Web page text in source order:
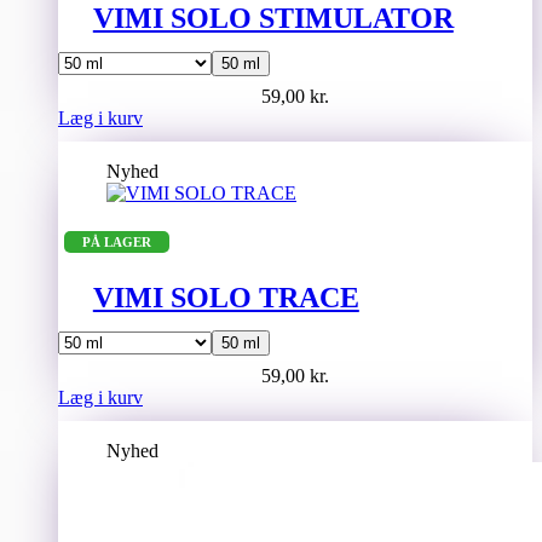
på
varesiden
VIMI SOLO STIMULATOR
50 ml
59,00 kr.
Læg i kurvDette
vare
har
flere
varianter.
kan
på
varesiden
Nyhed
PÅ LAGER
VIMI SOLO TRACE
50 ml
59,00 kr.
Læg i kurvDette
vare
har
flere
Nyhed